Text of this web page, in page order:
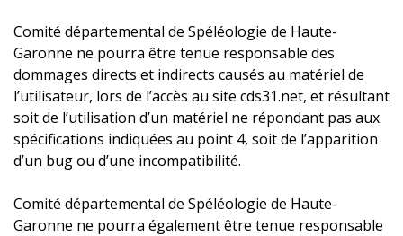
Comité départemental de Spéléologie de Haute-
Garonne ne pourra être tenue responsable des
dommages directs et indirects causés au matériel de
l’utilisateur, lors de l’accès au site cds31.net, et résultant
soit de l’utilisation d’un matériel ne répondant pas aux
spécifications indiquées au point 4, soit de l’apparition
d’un bug ou d’une incompatibilité.
Comité départemental de Spéléologie de Haute-
Garonne ne pourra également être tenue responsable